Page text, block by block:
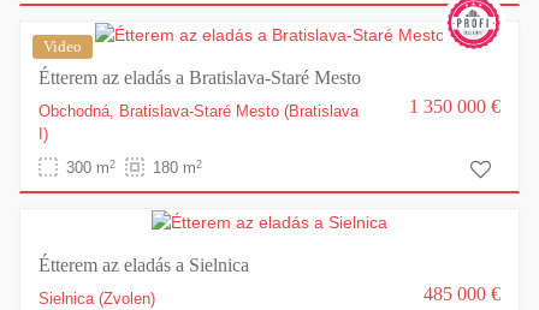
Video
Étterem az eladás a Bratislava-Staré Mesto
Obchodná, Bratislava-Staré Mesto (Bratislava
I)
300 m2 180 m2
1 350 000 €
Étterem az eladás a Sielnica
Sielnica (Zvolen)
485 000 €